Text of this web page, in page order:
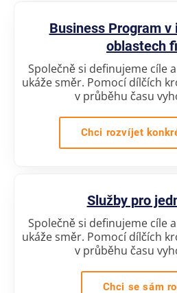
Business Program
oblastech
Společně si definujeme cíle
ukáže směr. Pomocí dílčích
v průběhu času
Chci rozvíjet
Služby pro
Společně si definujeme cíle
ukáže směr. Pomocí dílčích
v průběhu času
Chci se sám